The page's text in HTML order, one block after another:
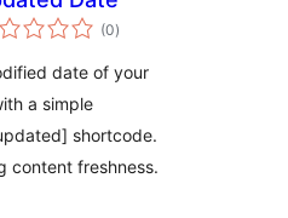
(0общо
оценки
)
date of your
a simple
shortcode.
content freshness.